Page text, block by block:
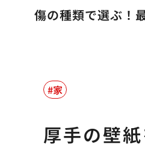
傷の種類で選ぶ！
家
厚手の壁